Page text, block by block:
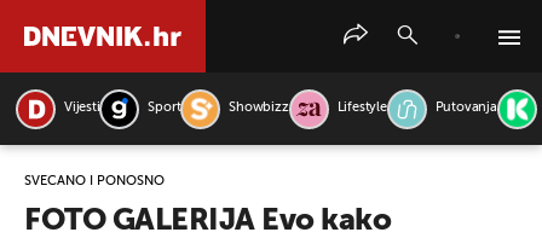
Vijesti Sport Showbizz Lifestyle Putovanja
SVEČANO I PONOSNO
FOTO GALERIJA Evo kako
PRETRAŽITE VIJESTI